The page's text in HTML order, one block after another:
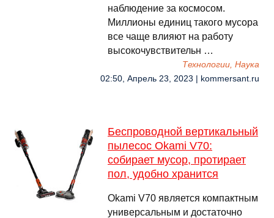
наблюдение за космосом.
Миллионы единиц такого мусора
все чаще влияют на работу
высокочувствительн …
Технологии, Наука
02:50, Апрель 23, 2023 | kommersant.ru
Беспроводной вертикальный
пылесос Okami V70:
собирает мусор, протирает
пол, удобно хранится
Okami V70 является компактным
универсальным и достаточно